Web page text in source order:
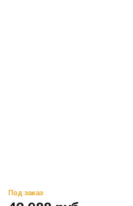
Под заказ